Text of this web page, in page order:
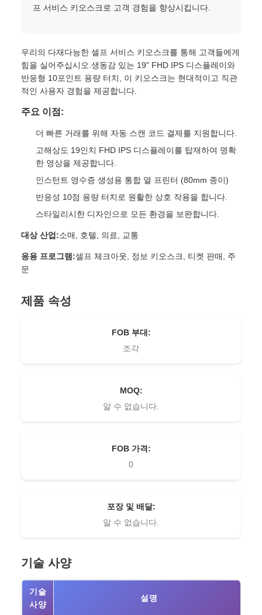
프 서비스 키오스크로 고객 경험을 향상시킵니다.
우리의 다재다능한 셀프 서비스 키오스크를 통해 고객들에게
힘을 실어주십시오.생동감 있는 19" FHD IPS 디스플레이와
반응형 10포인트 용량 터치, 이 키오스크는 현대적이고 직관
적인 사용자 경험을 제공합니다.
주요 이점:
더 빠른 거래를 위해 자동 스캔 코드 결제를 지원합니다.
고해상도 19인치 FHD IPS 디스플레이를 탑재하여 명확
한 영상을 제공합니다.
인스턴트 영수증 생성용 통합 열 프린터 (80mm 종이)
반응성 10점 용량 터치로 원활한 상호 작용을 합니다.
스타일리시한 디자인으로 모든 환경을 보완합니다.
대상 산업:소매, 호텔, 의료, 교통
응용 프로그램:셀프 체크아웃, 정보 키오스크, 티켓 판매, 주
문
제품 속성
FOB 부대:
조각
MOQ:
알 수 없습니다.
FOB 가격:
0
포장 및 배달:
알 수 없습니다.
기술 사양
기술
사양
설명